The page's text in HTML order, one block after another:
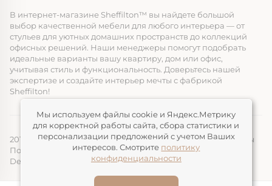
В интернет-магазине Sheffilton™ вы найдете большой
выбор качественной мебели для любого интерьера — от
стульев для уютных домашних пространств до коллекций
офисных решений. Наши менеджеры помогут подобрать
идеальные варианты вашу квартиру, дом или офис,
учитывая стиль и функциональность. Доверьтесь нашей
экспертизе и создайте интерьер мечты с фабрикой
Sheffilton!
2014-2026, ООО «ЭЛМАТ», Sheffilton™ Все права защищены
Политика конфиденциальности
Devimax
— Создание и продвижение сайтов
Мы используем файлы cookie и Яндекс.Метрику
для корректной работы сайта, сбора статистики и
персонализации предложений с учетом Ваших
интересов. Смотрите политику
конфиденциальности